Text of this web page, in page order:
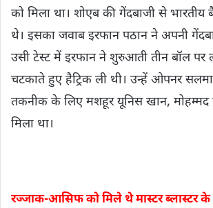
को मिला था। शोएब की गेंदबाजी से
थे। इसका जवाब इरफान पठान ने अपनी
उसी टेस्ट में इरफान ने शुरुआती तीन बॉल पर
चटकाते हुए हैट्रिक ली थी। उन्हें ओपनर
तकनीक के लिए मशहूर यूनिस खान,
मिला था।
रज्जाक-आसिफ को मिले थे मास्टर ब्लास्टर